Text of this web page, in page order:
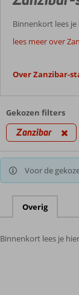
Binnenkort lees
lees meer over
Over Zanzibar-
Gekozen filters
Zanzibar
Voor de
Overig
Binnenkort lees je